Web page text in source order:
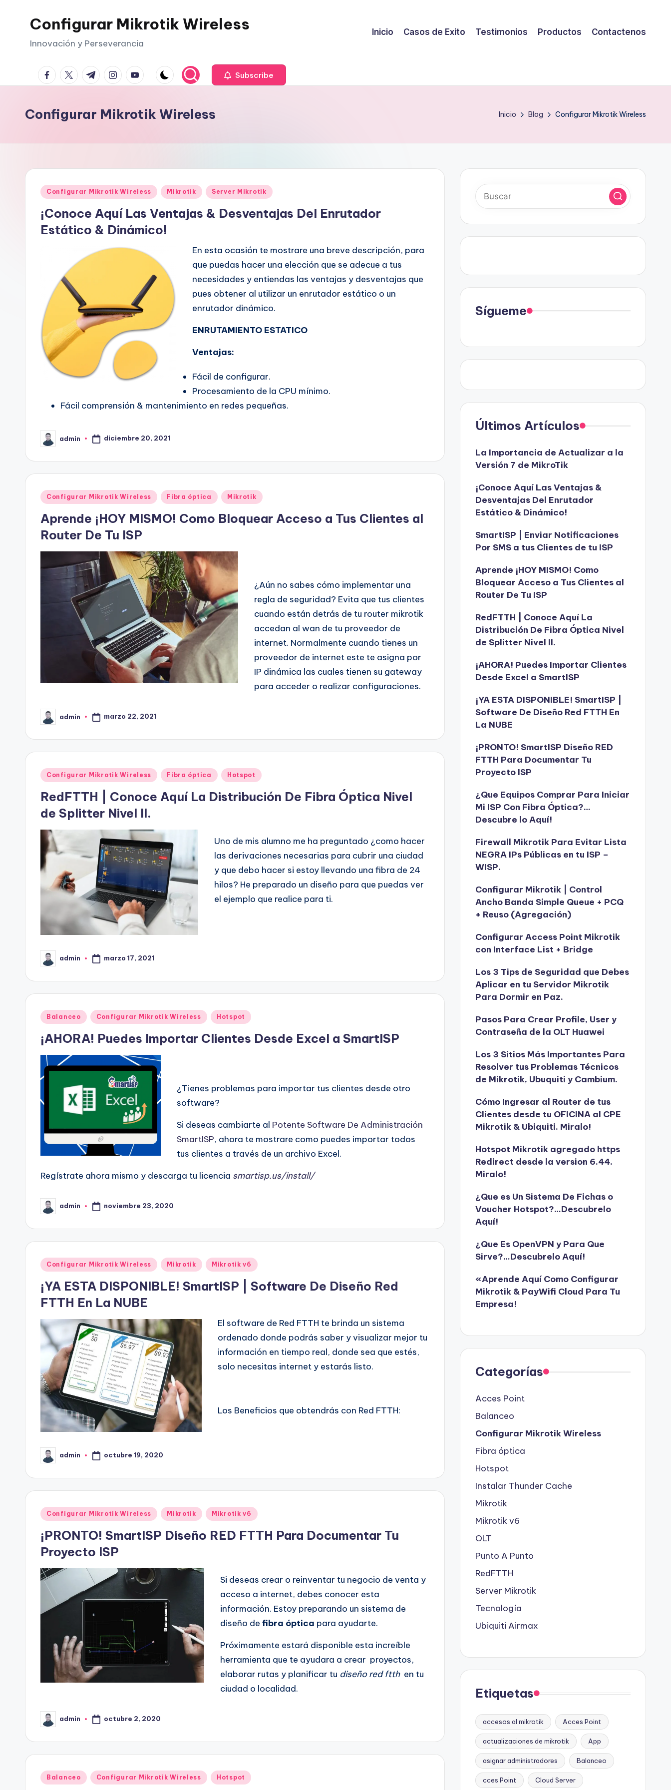
Configurar Mikrotik Wireless
Innovación y Perseverancia
Inicio Casos de Exito Testimonios Productos Contactenos
facebook.com
twitter.com
t.me instagram.com
youtube.com Subscribe
Configurar Mikrotik Wireless Inicio Blog Configurar Mikrotik Wireless
Publicado
Configurar Mikrotik Wireless Mikrotik Server Mikrotik
¡Conoce Aquí Las Ventajas & Desventajas Del Enrutador
Estático & Dinámico!
En esta ocasión te mostrare una breve descripción, para
que puedas hacer una elección que se adecue a tus
necesidades y entiendas las ventajas y desventajas que
pues obtener al utilizar un enrutador estático o un
enrutador dinámico.
ENRUTAMIENTO ESTATICO
Ventajas:
Fácil de configurar.
Procesamiento de la CPU mínimo.
Fácil comprensión & mantenimiento en redes pequeñas.
Publicado
por
admin diciembre 20, 2021
Publicado
Configurar Mikrotik Wireless Fibra óptica Mikrotik
Aprende ¡HOY MISMO! Como Bloquear Acceso a Tus Clientes al
Router De Tu ISP
¿Aún no sabes cómo implementar una
regla de seguridad? Evita que tus clientes
cuando están detrás de tu router mikrotik
accedan al wan de tu proveedor de
internet. Normalmente cuando tienes un
proveedor de internet este te asigna por
IP dinámica las cuales tienen su gateway
para acceder o realizar configuraciones.
Publicado
por
admin marzo 22, 2021
Publicado
Configurar Mikrotik Wireless Fibra óptica Hotspot
RedFTTH | Conoce Aquí La Distribución De Fibra Óptica Nivel
de Splitter Nivel II.
Uno de mis alumno me ha preguntado ¿como hacer
las derivaciones necesarias para cubrir una ciudad
y que debo hacer si estoy llevando una fibra de 24
hilos? He preparado un diseño para que puedas ver
el ejemplo que realice para ti.
Publicado
por
admin marzo 17, 2021
Publicado
Balanceo Configurar Mikrotik Wireless Hotspot
¡AHORA! Puedes Importar Clientes Desde Excel a SmartISP
¿Tienes problemas para importar tus clientes desde otro
software?
Si deseas cambiarte al Potente Software De Administración
SmartISP, ahora te mostrare como puedes importar todos
tus clientes a través de un archivo Excel.
Regístrate ahora mismo y descarga tu licencia smartisp.us/install/
Publicado
por
admin noviembre 23, 2020
Publicado
Configurar Mikrotik Wireless Mikrotik Mikrotik v6
¡YA ESTA DISPONIBLE! SmartISP | Software De Diseño Red
FTTH En La NUBE
El software de Red FTTH te brinda un sistema
ordenado donde podrás saber y visualizar mejor tu
información en tiempo real, donde sea que estés,
solo necesitas internet y estarás listo.
Los Beneficios que obtendrás con Red FTTH:
Publicado
por
admin octubre 19, 2020
Publicado
Configurar Mikrotik Wireless Mikrotik Mikrotik v6
¡PRONTO! SmartISP Diseño RED FTTH Para Documentar Tu
Proyecto ISP
Si deseas crear o reinventar tu negocio de venta y
acceso a internet, debes conocer esta
información. Estoy preparando un sistema de
diseño de fibra óptica para ayudarte.
Próximamente estará disponible esta increíble
herramienta que te ayudara a crear proyectos,
elaborar rutas y planificar tu diseño red ftthen tu
ciudad o localidad.
Publicado
por
admin octubre 2, 2020
Publicado
Balanceo Configurar Mikrotik Wireless Hotspot
Sígueme
Últimos Artículos
La Importancia de Actualizar a la
Versión 7 de MikroTik
¡Conoce Aquí Las Ventajas &
Desventajas Del Enrutador
Estático & Dinámico!
SmartISP | Enviar Notificaciones
Por SMS a tus Clientes de tu ISP
Aprende ¡HOY MISMO! Como
Bloquear Acceso a Tus Clientes al
Router De Tu ISP
RedFTTH | Conoce Aquí La
Distribución De Fibra Óptica Nivel
de Splitter Nivel II.
¡AHORA! Puedes Importar Clientes
Desde Excel a SmartISP
¡YA ESTA DISPONIBLE! SmartISP |
Software De Diseño Red FTTH En
La NUBE
¡PRONTO! SmartISP Diseño RED
FTTH Para Documentar Tu
Proyecto ISP
¿Que Equipos Comprar Para Iniciar
Mi ISP Con Fibra Óptica?…
Descubre lo Aquí!
Firewall Mikrotik Para Evitar Lista
NEGRA IPs Públicas en tu ISP –
WISP.
Configurar Mikrotik | Control
Ancho Banda Simple Queue + PCQ
+ Reuso (Agregación)
Configurar Access Point Mikrotik
con Interface List + Bridge
Los 3 Tips de Seguridad que Debes
Aplicar en tu Servidor Mikrotik
Para Dormir en Paz.
Pasos Para Crear Profile, User y
Contraseña de la OLT Huawei
Los 3 Sitios Más Importantes Para
Resolver tus Problemas Técnicos
de Mikrotik, Ubuquiti y Cambium.
Cómo Ingresar al Router de tus
Clientes desde tu OFICINA al CPE
Mikrotik & Ubiquiti. Miralo!
Hotspot Mikrotik agregado https
Redirect desde la version 6.44.
Miralo!
¿Que es Un Sistema De Fichas o
Voucher Hotspot?…Descubrelo
Aquí!
¿Que Es OpenVPN y Para Que
Sirve?…Descubrelo Aquí!
«Aprende Aquí Como Configurar
Mikrotik & PayWifi Cloud Para Tu
Empresa!
Categorías
Acces Point
Balanceo
Configurar Mikrotik Wireless
Fibra óptica
Hotspot
Instalar Thunder Cache
Mikrotik
Mikrotik v6
OLT
Punto A Punto
RedFTTH
Server Mikrotik
Tecnología
Ubiquiti Airmax
Etiquetas
accesos al mikrotik Acces Point
actualizaciones de mikrotik App
asignar administradores Balanceo
cces Point Cloud Server